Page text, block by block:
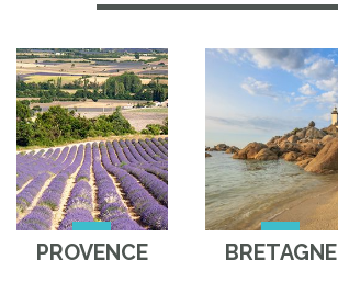
PROVENCE BRETAGNE